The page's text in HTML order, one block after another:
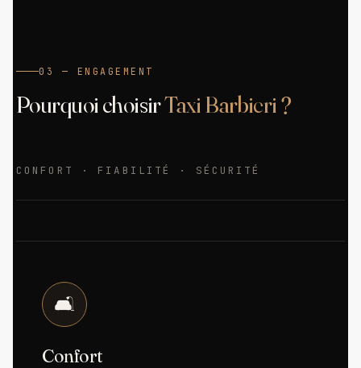
03 — ENGAGEMENT
Pourquoi choisirTaxi Barbieri ?
CONFORT · FIABILITÉ · SÉCURITÉ
🛋️
Confort